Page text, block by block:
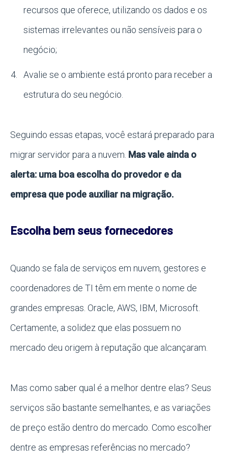
recursos que oferece, utilizando os dados e os
sistemas irrelevantes ou não sensíveis para o
negócio;
Avalie se o ambiente está pronto para receber a
estrutura do seu negócio.
Seguindo essas etapas, você estará preparado para
migrar servidor para a nuvem. Mas vale ainda o
alerta: uma boa escolha do provedor e da
empresa que pode auxiliar na migração.
Escolha bem seus fornecedores
Quando se fala de serviços em nuvem, gestores e
coordenadores de TI têm em mente o nome de
grandes empresas. Oracle, AWS, IBM, Microsoft.
Certamente, a solidez que elas possuem no
mercado deu origem à reputação que alcançaram.
Mas como saber qual é a melhor dentre elas? Seus
serviços são bastante semelhantes, e as variações
de preço estão dentro do mercado. Como escolher
dentre as empresas referências no mercado?